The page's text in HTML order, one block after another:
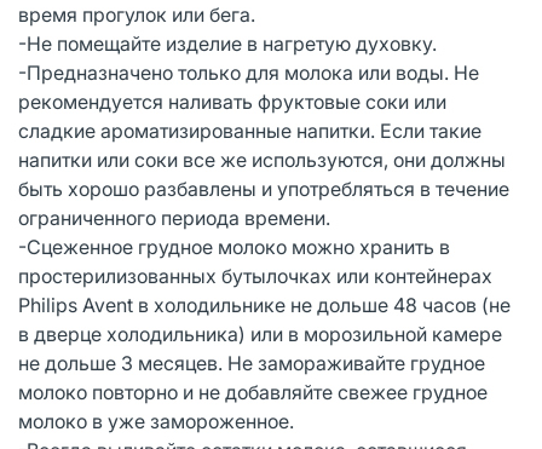
время прогулок или бега.
-Не помещайте изделие в нагретую духовку.
-Предназначено только для молока или воды. Не
рекомендуется наливать фруктовые соки или
сладкие ароматизированные напитки. Если такие
напитки или соки все же используются, они должны
быть хорошо разбавлены и употребляться в течение
ограниченного периода времени.
-Сцеженное грудное молоко можно хранить в
простерилизованных бутылочках или контейнерах
Philips Avent в холодильнике не дольше 48 часов (не
в дверце холодильника) или в морозильной камере
не дольше 3 месяцев. Не замораживайте грудное
молоко повторно и не добавляйте свежее грудное
молоко в уже замороженное.